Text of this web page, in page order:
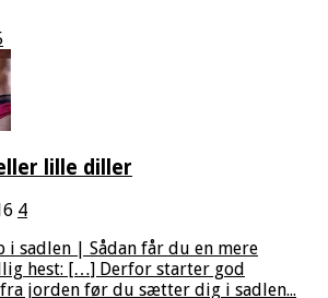
lille diller
4
i sadlen | Sådan får du en mere
hest: […] Derfor starter god
jorden før du sætter dig i sadlen...